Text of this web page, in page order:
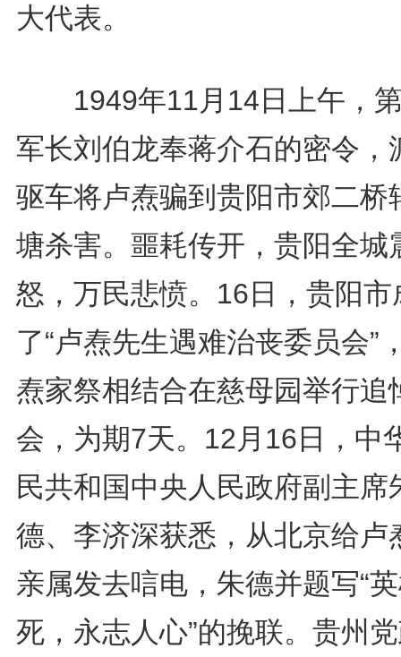
大代表。
1949年11月14日上午，
军长刘伯龙奉蒋介石的密令，
驱车将卢焘骗到贵阳市郊二桥
塘杀害。噩耗传开，贵阳全城
怒，万民悲愤。16日，贵阳市
了“卢焘先生遇难治丧委员会”
焘家祭相结合在慈母园举行追
会，为期7天。12月16日，中
民共和国中央人民政府副主席
德、李济深获悉，从北京给卢
亲属发去唁电，朱德并题写“
死，永志人心”的挽联。贵州